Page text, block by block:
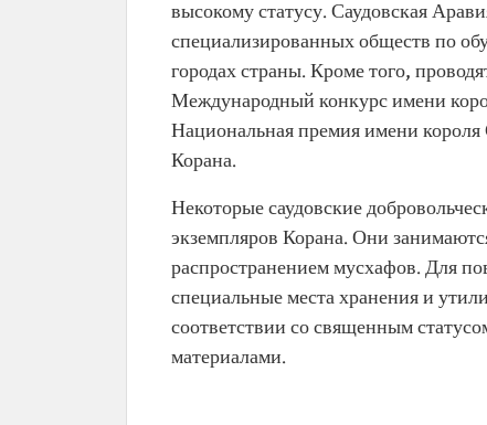
высокому статусу. Саудовская
специализированных обществ по
городах страны. Кроме того,
Международный конкурс имени
Национальная премия имени
Корана.
Некоторые саудовские
экземпляров Корана. Они
распространением мусхафов. Для
специальные места хранения и
соответствии со священным
материалами.